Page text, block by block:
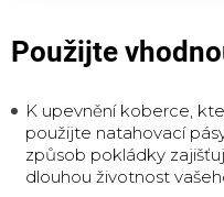
Použijte
K upevnění koberce,
použijte natahovací
způsob pokládky
dlouhou životnost